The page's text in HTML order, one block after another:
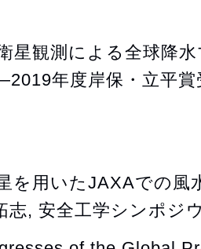
星観測による全球降
年度岸保・立平
を用いたJAXAでの風
志, 安全工学シンポジ